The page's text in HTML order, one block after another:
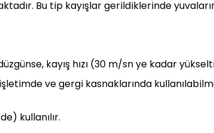
Bu tip kayışlar gerildiklerinde
kayış hızı (30 m/sn ye kadar
ve gergi kasnaklarında
kullanılır.